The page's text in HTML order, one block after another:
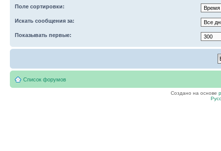
Поле сортировки:
Искать сообщения за:
Показывать первые:
Список форумов
Создано на основе